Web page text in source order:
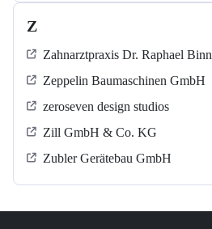
Z
Zahnarztpraxis Dr. Raphael Binn
Zeppelin Baumaschinen GmbH
zeroseven design studios
Zill GmbH & Co. KG
Zubler Gerätebau GmbH